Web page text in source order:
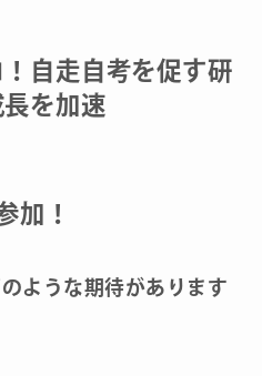
！自走自考を促す研
を加速
加！
ような期待があります